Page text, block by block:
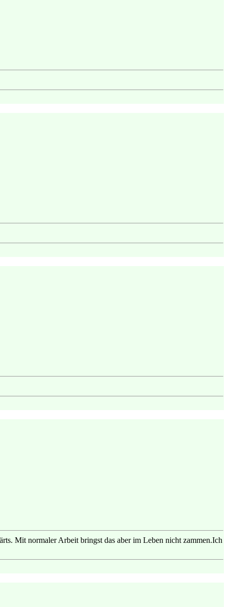
Mit normaler Arbeit bringst das aber im Leben nicht zammen.Ich